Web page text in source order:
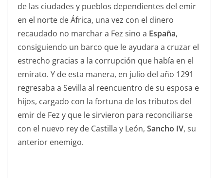
de las ciudades y pueblos dependientes del emir
en el norte de África, una vez con el dinero
recaudado no marchar a Fez sino a España,
consiguiendo un barco que le ayudara a cruzar el
estrecho gracias a la corrupción que había en el
emirato. Y de esta manera, en julio del año 1291
regresaba a Sevilla al reencuentro de su esposa e
hijos, cargado con la fortuna de los tributos del
emir de Fez y que le sirvieron para reconciliarse
con el nuevo rey de Castilla y León, Sancho IV, su
anterior enemigo.